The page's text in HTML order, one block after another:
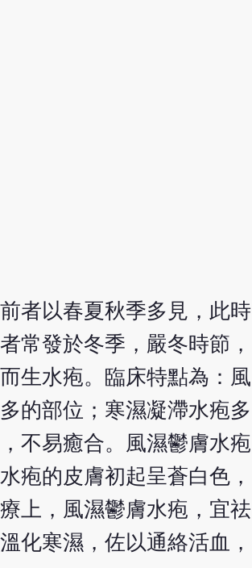
者以春夏秋季多見，此時
常發於冬季，嚴冬時節，
生水疱。臨床特點為：風
的部位；寒濕凝滯水疱多
不易癒合。風濕鬱膚水疱
疱的皮膚初起呈蒼白色，
上，風濕鬱膚水疱，宜祛
化寒濕，佐以通絡活血，